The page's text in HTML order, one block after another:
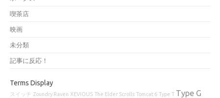
喫茶店
映画
未分類
記事に反応！
Terms Display
スイッチ Zoundry Raven XEVIOUS The Elder Scrolls Tomcat 6 Type T Type G